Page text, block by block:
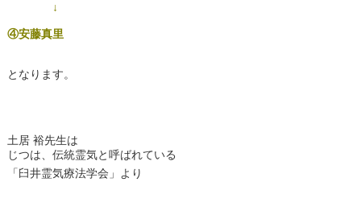
↓
④安藤真里
となります。
土居 裕先生は
じつは、伝統霊気と呼ばれている
「臼井霊気療法学会」より